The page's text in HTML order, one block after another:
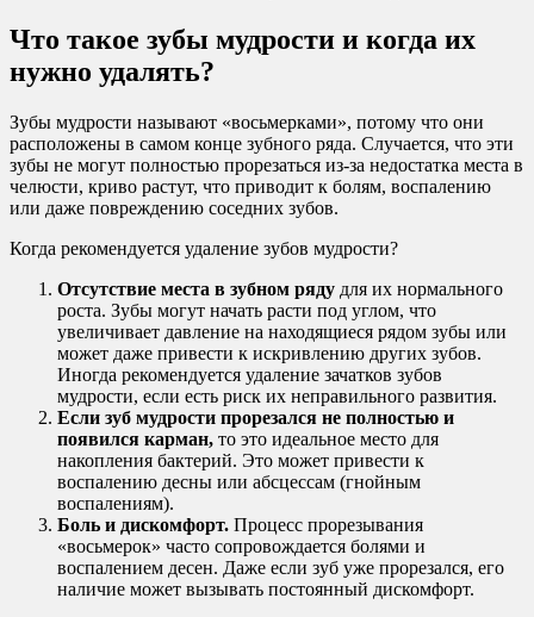
Что такое зубы мудрости и когда их
нужно удалять?
Зубы мудрости называют «восьмерками», потому что они
расположены в самом конце зубного ряда. Случается, что эти
зубы не могут полностью прорезаться из-за недостатка места в
челюсти, криво растут, что приводит к болям, воспалению
или даже повреждению соседних зубов.
Когда рекомендуется удаление зубов мудрости?
Отсутствие места в зубном ряду для их нормального
роста. Зубы могут начать расти под углом, что
увеличивает давление на находящиеся рядом зубы или
может даже привести к искривлению других зубов.
Иногда рекомендуется удаление зачатков зубов
мудрости, если есть риск их неправильного развития.
Если зуб мудрости прорезался не полностью и
появился карман, то это идеальное место для
накопления бактерий. Это может привести к
воспалению десны или абсцессам (гнойным
воспалениям).
Боль и дискомфорт. Процесс прорезывания
«восьмерок» часто сопровождается болями и
воспалением десен. Даже если зуб уже прорезался, его
наличие может вызывать постоянный дискомфорт.